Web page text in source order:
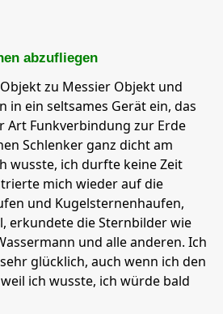
abzufliegen
zu Messier Objekt und
in ein seltsames Gerät ein, das
Art Funkverbindung zur Erde
Schlenker ganz dicht am
wusste, ich durfte keine Zeit
mich wieder auf die
und Kugelsternenhaufen,
erkundete die Sternbilder wie
und alle anderen. Ich
glücklich, auch wenn ich den
ich wusste, ich würde bald